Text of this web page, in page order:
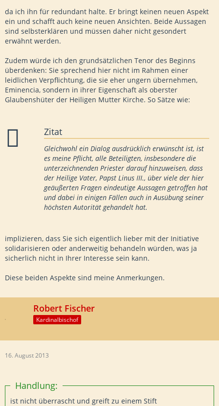
da ich ihn für redundant halte. Er bringt keinen neuen Aspekt
ein und schafft auch keine neuen Ansichten. Beide Aussagen
sind selbsterklären und müssen daher nicht gesondert
erwähnt werden.
Zudem würde ich den grundsätzlichen Tenor des Beginns
überdenken: Sie sprechend hier nicht im Rahmen einer
leidlichen Verpflichtung, die sie eher ungern übernehmen,
Eminencia, sondern in ihrer Eigenschaft als oberster
Glaubenshüter der Heiligen Mutter Kirche. So Sätze wie:
Zitat
Gleichwohl ein Dialog ausdrücklich erwünscht ist, ist
es meine Pflicht, alle Beteiligten, insbesondere die
unterzeichnenden Priester darauf hinzuweisen, dass
der Heilige Vater, Papst Linus III., über viele der hier
geäußerten Fragen eindeutige Aussagen getroffen hat
und dabei in einigen Fällen auch in Ausübung seiner
höchsten Autorität gehandelt hat.
implizieren, dass Sie sich eigentlich lieber mit der Initiative
solidarisieren oder anderweitig behandeln würden, was ja
sicherlich nicht in Ihrer Interesse sein kann.
Diese beiden Aspekte sind meine Anmerkungen.
Robert Fischer
Kardinalbischof
16. August 2013
Handlung:
ist nicht überrascht und greift zu einem Stift